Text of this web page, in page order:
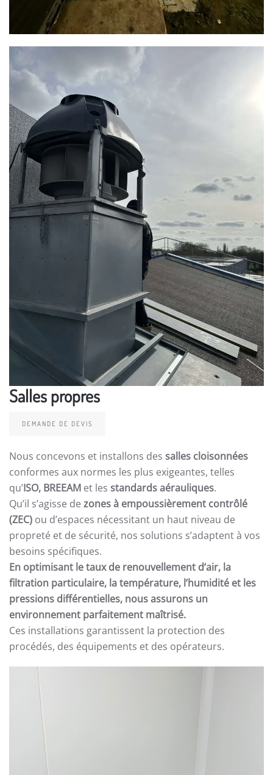
Salles propres
DEMANDE DE DEVIS
Nous concevons et installons des salles cloisonnées
conformes aux normes les plus exigeantes, telles
qu’ISO, BREEAM et les standards aérauliques.
Qu’il s’agisse de zones à empoussièrement contrôlé
(ZEC) ou d’espaces nécessitant un haut niveau de
propreté et de sécurité, nos solutions s’adaptent à vos
besoins spécifiques.
En optimisant le taux de renouvellement d’air, la
filtration particulaire, la température, l’humidité et les
pressions différentielles, nous assurons un
environnement parfaitement maîtrisé.
Ces installations garantissent la protection des
procédés, des équipements et des opérateurs.